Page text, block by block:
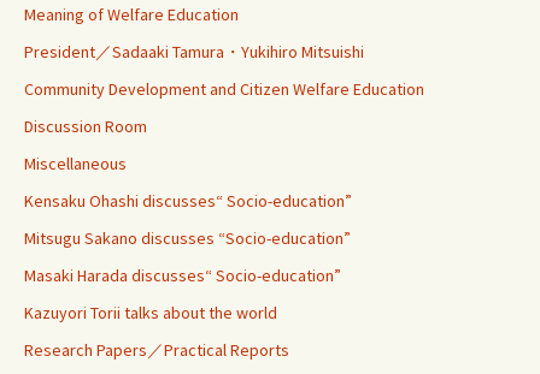
Meaning of Welfare Education
President／Sadaaki Tamura・Yukihiro Mitsuishi
Community Development and Citizen Welfare Education
Discussion Room
Miscellaneous
Kensaku Ohashi discusses“ Socio-education”
Mitsugu Sakano discusses “Socio-education”
Masaki Harada discusses“ Socio-education”
Kazuyori Torii talks about the world
Research Papers／Practical Reports